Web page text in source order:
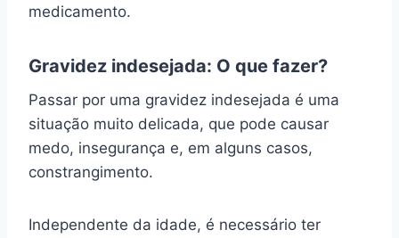
medicamento.
Gravidez indesejada: O que fazer?
Passar por uma gravidez indesejada é uma
situação muito delicada, que pode causar
medo, insegurança e, em alguns casos,
constrangimento.
Independente da idade, é necessário ter